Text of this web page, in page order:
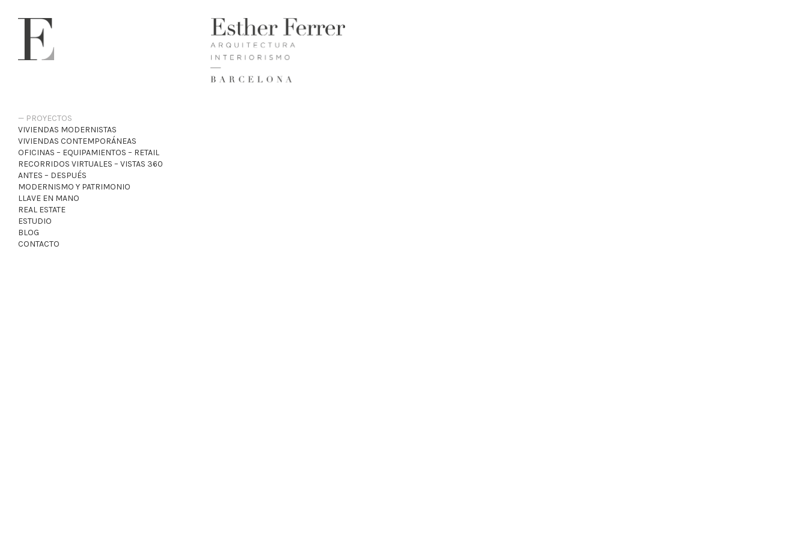
PROYECTOS
VIVIENDAS MODERNISTAS
VIVIENDAS CONTEMPORÁNEAS
OFICINAS – EQUIPAMIENTOS – RETAIL
RECORRIDOS VIRTUALES – VISTAS 360
ANTES – DESPUÉS
MODERNISMO Y PATRIMONIO
LLAVE EN MANO
REAL ESTATE
ESTUDIO
BLOG
CONTACTO